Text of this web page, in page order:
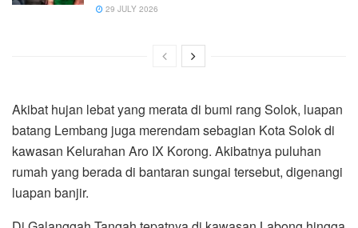
29 JULY 2026
Akibat hujan lebat yang merata di bumi rang Solok, luapan
batang Lembang juga merendam sebagian Kota Solok di
kawasan Kelurahan Aro IX Korong. Akibatnya puluhan
rumah yang berada di bantaran sungai tersebut, digenangi
luapan banjir.